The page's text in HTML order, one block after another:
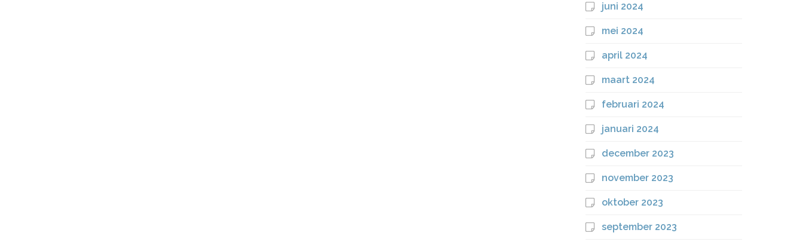
juni 2024
mei 2024
april 2024
maart 2024
februari 2024
januari 2024
december 2023
november 2023
oktober 2023
september 2023